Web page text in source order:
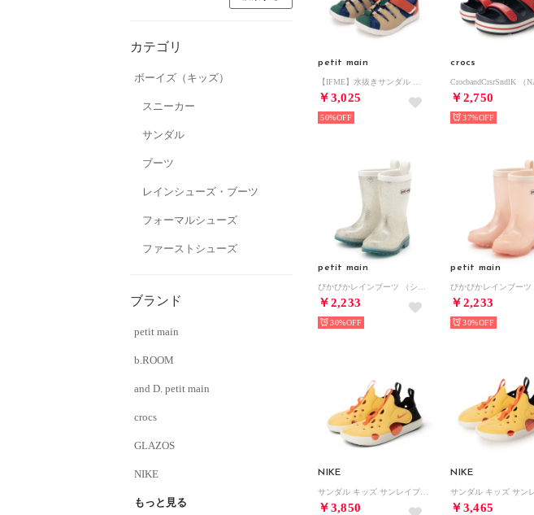
カテゴリ
ボーイズ（キッズ）
スニーカー
サンダル
ブーツ
レインシューズ・ブーツ
フォーマルシューズ
ファーストシューズ
ブランド
petit main
b.ROOM
and D. petit main
crocs
GLAZOS
NIKE
もっと見る
petit main
￥3,025
50%
crocs
￥2,750
37%
petit main
￥2,233
30%
petit main
￥2,233
30%
NIKE
￥3,850
NIKE
￥3,465